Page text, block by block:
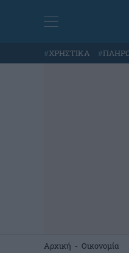
#ΧΡΗΣΤΙΚΑ #
Αρχική - Οικονομία